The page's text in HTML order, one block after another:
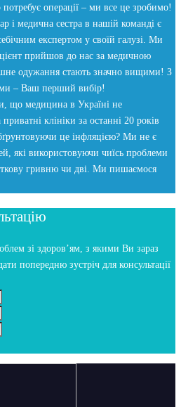
операції – ми все це зробимо!
і медична сестра в нашій команді є
експертом у своїй галузі. Ми
прийшов до нас за медичною
одужання стають значно вищими! З
– Ваш перший вибір!
що медицина в Україні не
клініки за останні 20 років
це інфляцією? Ми не є
які використовуючи чиїсь проблеми
гривню чи дві. Ми пишаємося
зі здоров’ям, з якими Ви зараз
попередню зустріч для консультації